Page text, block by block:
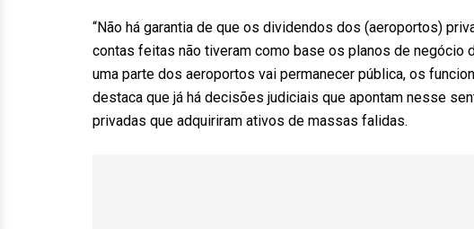
“Não há garantia de que os dividendos dos (aeroportos)
contas feitas não tiveram como base os planos de negócio
uma parte dos aeroportos vai permanecer pública, os
destaca que já há decisões judiciais que apontam nesse
privadas que adquiriram ativos de massas falidas.